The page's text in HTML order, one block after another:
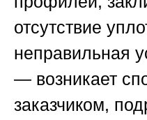
отсутствие
неправильная
— возникает
заказчиком,